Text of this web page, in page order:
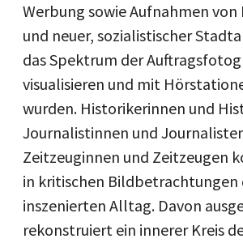
Werbung sowie Aufnahmen
und neuer, sozialistischer
das Spektrum der
visualisieren und mit
wurden. Historikerinnen und
Journalistinnen und
Zeitzeuginnen und Zeitzeugen
in kritischen Bildbetrachtungen
inszenierten Alltag. Davon
rekonstruiert ein innerer Kreis